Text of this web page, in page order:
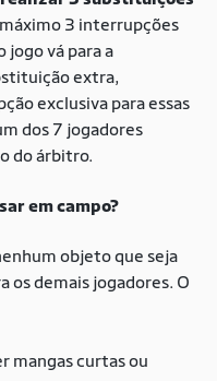
3 interrupções
jogo vá para a
extra,
exclusiva para essas
dos 7 jogadores
do árbitro.
em campo?
objeto que seja
os demais jogadores. O
mangas curtas ou